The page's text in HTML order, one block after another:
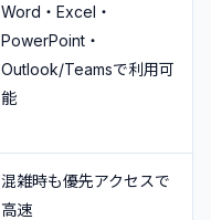
Word・Excel・
PowerPoint・
Outlook/Teamsで利用可
能
混雑時も優先アクセスで
高速